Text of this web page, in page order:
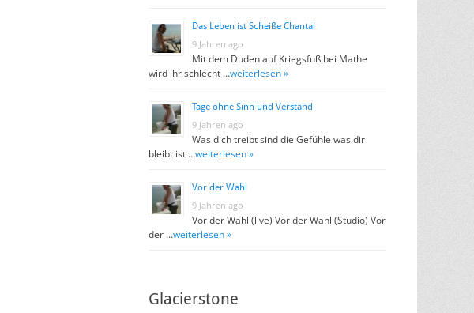
Das Leben ist Scheiße Chantal
9 Jahren ago
Mit dem Duden auf Kriegsfuß bei Mathe
wird ihr schlecht …weiterlesen »
Tage ohne Sinn und Verstand
9 Jahren ago
Was dich treibt sind die Gefühle was dir
bleibt ist …weiterlesen »
Vor der Wahl
9 Jahren ago
Vor der Wahl (live) Vor der Wahl (Studio) Vor
der …weiterlesen »
Glacierstone